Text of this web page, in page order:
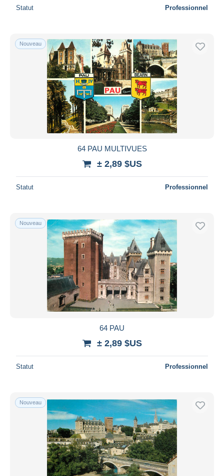
Statut Professionnel
Nouveau
64 PAU MULTIVUES
± 2,89 $US
Statut Professionnel
Nouveau
64 PAU
± 2,89 $US
Statut Professionnel
Nouveau